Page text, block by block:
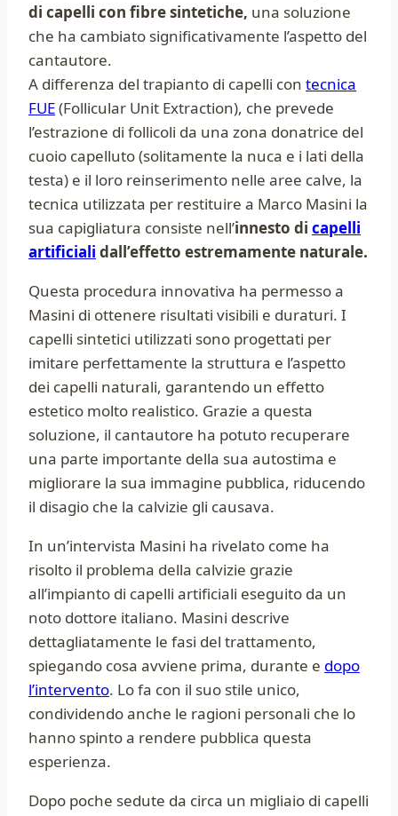
di capelli con fibre sintetiche, una soluzione
che ha cambiato significativamente l’aspetto del
cantautore.
A differenza del trapianto di capelli con tecnica
FUE(Follicular Unit Extraction), che prevede
l’estrazione di follicoli da una zona donatrice del
cuoio capelluto (solitamente la nuca e i lati della
testa) e il loro reinserimento nelle aree calve, la
tecnica utilizzata per restituire a Marco Masini la
sua capigliatura consiste nell’innesto di capelli
artificiali dall’effetto estremamente naturale.
Questa procedura innovativa ha permesso a
Masini di ottenere risultati visibili e duraturi. I
capelli sintetici utilizzati sono progettati per
imitare perfettamente la struttura e l’aspetto
dei capelli naturali, garantendo un effetto
estetico molto realistico. Grazie a questa
soluzione, il cantautore ha potuto recuperare
una parte importante della sua autostima e
migliorare la sua immagine pubblica, riducendo
il disagio che la calvizie gli causava.
In un’intervista Masini ha rivelato come ha
risolto il problema della calvizie grazie
all’impianto di capelli artificiali eseguito da un
noto dottore italiano. Masini descrive
dettagliatamente le fasi del trattamento,
spiegando cosa avviene prima, durante e dopo
l’intervento. Lo fa con il suo stile unico,
condividendo anche le ragioni personali che lo
hanno spinto a rendere pubblica questa
esperienza.
Dopo poche sedute da circa un migliaio di capelli